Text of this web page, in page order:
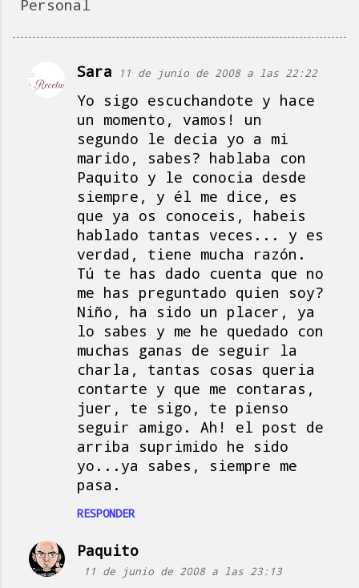
Personal
C
Sara 11 de junio de 2008 a las 22:22
Yo sigo escuchandote y hace
un momento, vamos! un
segundo le decia yo a mi
marido, sabes? hablaba con
Paquito y le conocia desde
siempre, y él me dice, es
que ya os conoceis, habeis
hablado tantas veces... y es
verdad, tiene mucha razón.
Tú te has dado cuenta que no
me has preguntado quien soy?
Niño, ha sido un placer, ya
lo sabes y me he quedado con
muchas ganas de seguir la
charla, tantas cosas queria
contarte y que me contaras,
juer, te sigo, te pienso
seguir amigo. Ah! el post de
arriba suprimido he sido
yo...ya sabes, siempre me
pasa.
RESPONDER
Paquito
11 de junio de 2008 a las 23:13